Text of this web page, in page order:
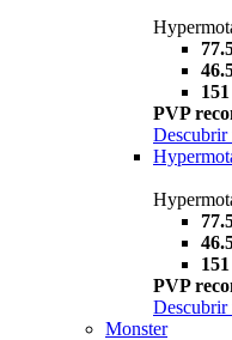
PVP
Descubrir
PVP
Descubrir
Monster